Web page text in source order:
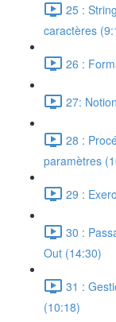
25 :
caractères
26 :
27:
28 :
paramètres
29 :
30 :
Out (14:30)
31 :
(10:18)